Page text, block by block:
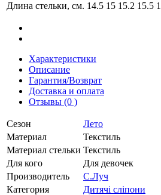
Длина стельки, см. 14.5 15 15.2 15.5
Характеристики
Описание
Гарантия/Возврат
Доставка и оплата
Отзывы (0 )
Сезон
Лето
Материал
Текстиль
Материал стельки Текстиль
Для кого
Для девочек
Производитель
С.Луч
Категория
Дитячі сліпони